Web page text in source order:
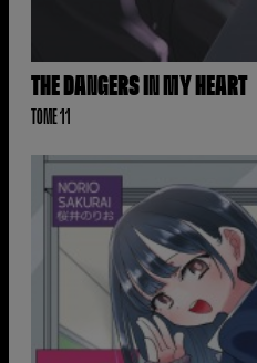
THE DANGERS IN MY HEART
TOME 11